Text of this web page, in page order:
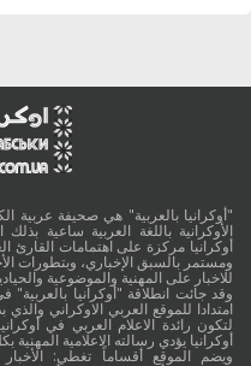
"أوكرانيا بالعربية" هي صحيفة عربية
الأوكرانية باللغة العربية ساعية
أوكرانيا مركزة على اهتمامات
ومستمر بالسبق الإخباري، وبتطورات
للاخبار على المهنية والموضوعية
لتكون رائدة الاعلام العربي في
أوكرانيا يؤدي رسالته الاعلامية
ويضم الموقع أقساماً تغطي: الأخبار